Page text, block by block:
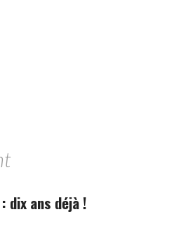
dix ans déjà !